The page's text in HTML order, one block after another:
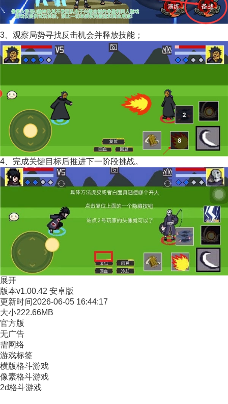
3、观察局势寻找反击机会并释放技能；
4、完成关键目标后推进下一阶段挑战。
展开
版本v1.00.42 安卓版
更新时间2026-06-05 16:44:17
大小222.66MB
官方版
无广告
需网络
游戏标签
横版格斗游戏
像素格斗游戏
2d格斗游戏